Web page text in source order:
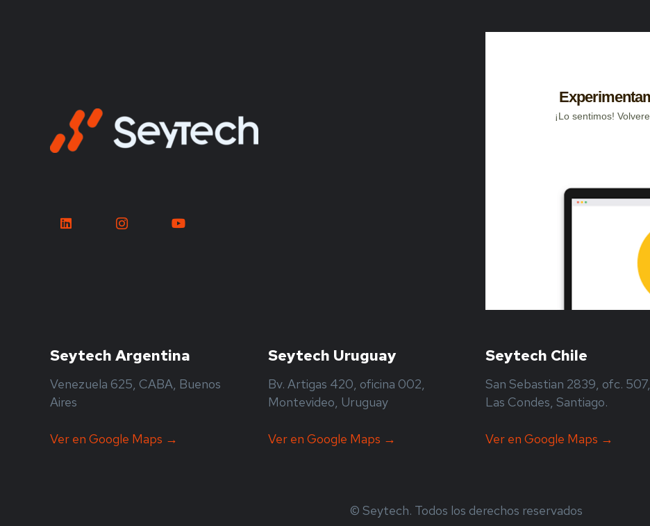
Seytech Argentina
Venezuela 625, CABA, Buenos
Aires
Ver en Google Maps →
Seytech Uruguay
Bv. Artigas 420, oficina 002,
Montevideo, Uruguay
Ver en Google Maps →
Seytech Chile
San Sebastian 2839, ofc. 507,
Las Condes, Santiago.
Ver en Google Maps →
© Seytech. Todos los derechos reservados